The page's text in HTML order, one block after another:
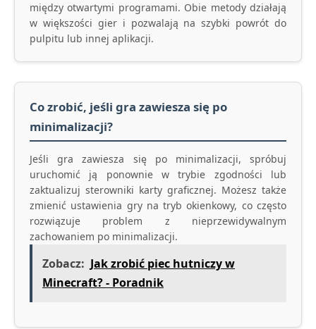
między otwartymi programami. Obie metody działają
w większości gier i pozwalają na szybki powrót do
pulpitu lub innej aplikacji.
Co zrobić, jeśli gra zawiesza się po
minimalizacji?
Jeśli gra zawiesza się po minimalizacji, spróbuj
uruchomić ją ponownie w trybie zgodności lub
zaktualizuj sterowniki karty graficznej. Możesz także
zmienić ustawienia gry na tryb okienkowy, co często
rozwiązuje problem z nieprzewidywalnym
zachowaniem po minimalizacji.
Zobacz: Jak zrobić piec hutniczy w
Minecraft? - Poradnik